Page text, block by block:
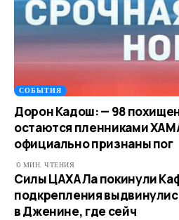
СОБЫТИЯ
Дорон Кадош: — 98
остаются пленниками
официально признаны пог
0 МИН. ЧТЕНИЯ
Силы ЦАХАЛа покинули
подкрепления
в Дженине, где сейч